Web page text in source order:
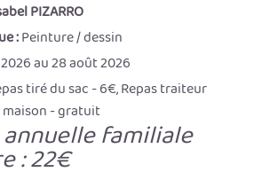
PIZARRO
:Peinture / dessin
au 28 août 2026
tiré du sac - 6€, Repas traiteur
maison - gratuit
familiale
: 22€